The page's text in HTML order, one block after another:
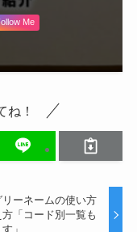
Me
ね！
ーネームの使い方
方「コード別一覧も
」